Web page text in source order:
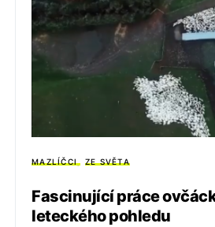
MAZLÍČCI ZE SVĚTA
Fascinující práce
leteckého pohledu